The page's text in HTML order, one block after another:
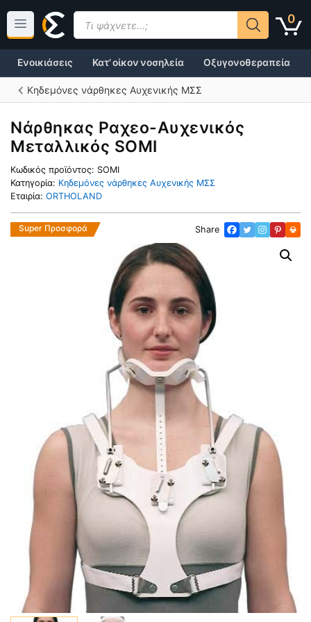
περιεχόμενο
0
Products
search
Κατ’ οίκον νοσηλεία Οξυγονοθεραπεία
Ενοικιάσεις
Κηδεμόνες νάρθηκες Αυχενικής ΜΣΣ
Νάρθηκας Ραχεο-Αυχενικός
Μεταλλικός SOMI
Κωδικός προϊόντος: SOMI
Κατηγορία: Κηδεμόνες νάρθηκες Αυχενικής ΜΣΣ
Εταιρία: ORTHOLAND
Share
Super Προσφορά